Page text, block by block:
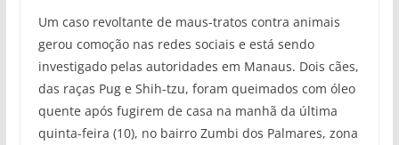
Um caso revoltante de maus-tratos contra animais
gerou comoção nas redes sociais e está sendo
investigado pelas autoridades em Manaus. Dois cães,
das raças Pug e Shih-tzu, foram queimados com óleo
quente após fugirem de casa na manhã da última
quinta-feira (10), no bairro Zumbi dos Palmares, zona